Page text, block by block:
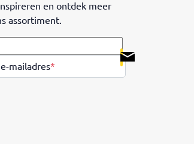
en ontdek meer
assortiment.
mailadres*
.